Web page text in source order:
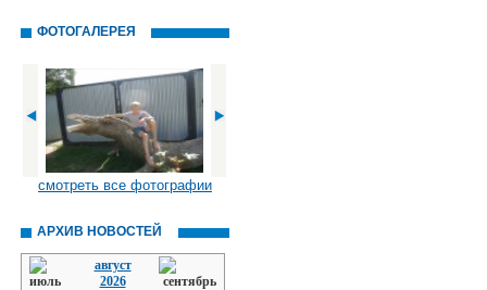
ФОТОГАЛЕРЕЯ
смотреть все фотографии
АРХИВ НОВОСТЕЙ
август
2026